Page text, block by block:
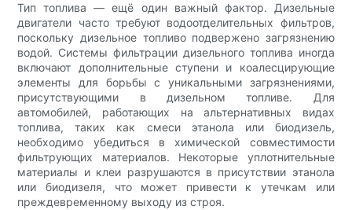
Тип топлива — ещё один важный фактор. Дизельные
двигатели часто требуют водоотделительных фильтров,
поскольку дизельное топливо подвержено загрязнению
водой. Системы фильтрации дизельного топлива иногда
включают дополнительные ступени и коалесцирующие
элементы для борьбы с уникальными загрязнениями,
присутствующими в дизельном топливе. Для
автомобилей, работающих на альтернативных видах
топлива, таких как смеси этанола или биодизель,
необходимо убедиться в химической совместимости
фильтрующих материалов. Некоторые уплотнительные
материалы и клеи разрушаются в присутствии этанола
или биодизеля, что может привести к утечкам или
преждевременному выходу из строя.